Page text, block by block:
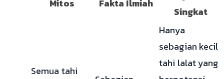
Mitos Fakta Ilmiah
Singkat
Semua tahi
Hanya
sebagian kecil
tahi lalat yang